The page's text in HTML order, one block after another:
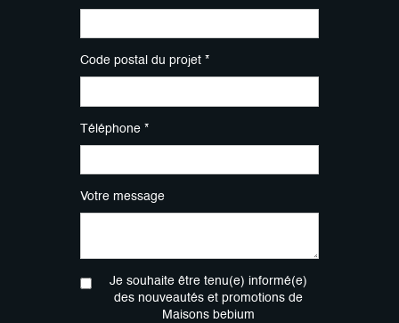
Code postal du projet *
Téléphone *
Votre message
Je souhaite être tenu(e) informé(e)
des nouveautés et promotions de
Maisons bebium